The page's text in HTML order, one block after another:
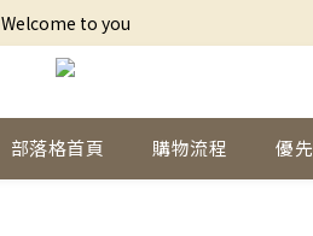
Welcome to you
部落格首頁 購物流程 優